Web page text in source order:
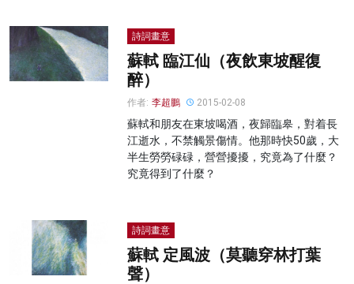
詩詞畫意
蘇軾 臨江仙（夜飲東坡醒復
醉）
作者: 李超鵬 2015-02-08
蘇軾和朋友在東坡喝酒，夜歸臨皋，對着長
江逝水，不禁觸景傷情。他那時快50歲，大
半生勞勞碌碌，營營擾擾，究竟為了什麼？
究竟得到了什麼？
詩詞畫意
蘇軾 定風波（莫聽穿林打葉
聲）